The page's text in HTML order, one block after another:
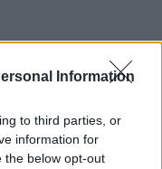
Information
to third parties, or
information for
the below opt-out